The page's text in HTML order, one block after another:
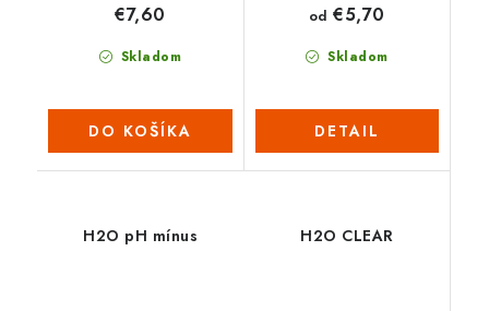
Skladom
€7,60
DO KOŠÍKA
Skladom
od €5,70
DETAIL
H2O pH mínus H2O CLEAR